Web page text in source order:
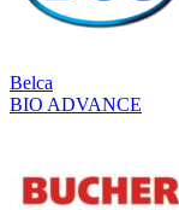
Belca
BIO ADVANCE